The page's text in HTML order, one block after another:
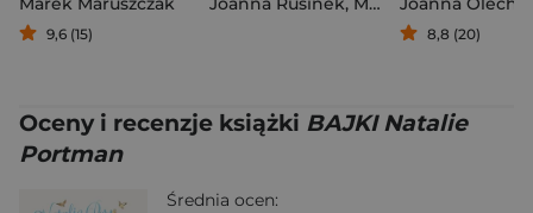
9,6 (15) 8,8 (20)
Oceny i recenzje książki BAJKI Natalie
Portman
Średnia ocen: